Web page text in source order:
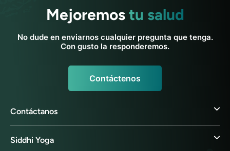
Mejoremostu salud
No dude en enviarnos cualquier pregunta que tenga.
Con gusto la responderemos.
Contáctenos
Contáctanos
Siddhi Yoga